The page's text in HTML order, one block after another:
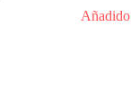
Añadido